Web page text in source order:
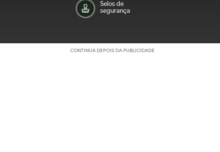
Selos de
segurança
CONTINUA DEPOIS DA PUBLICIDADE